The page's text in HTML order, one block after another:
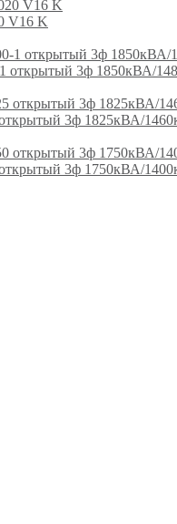
V16 K
1 открытый 3ф 1850кВА/
открытый 3ф 1825кВА/
открытый 3ф 1750кВА/